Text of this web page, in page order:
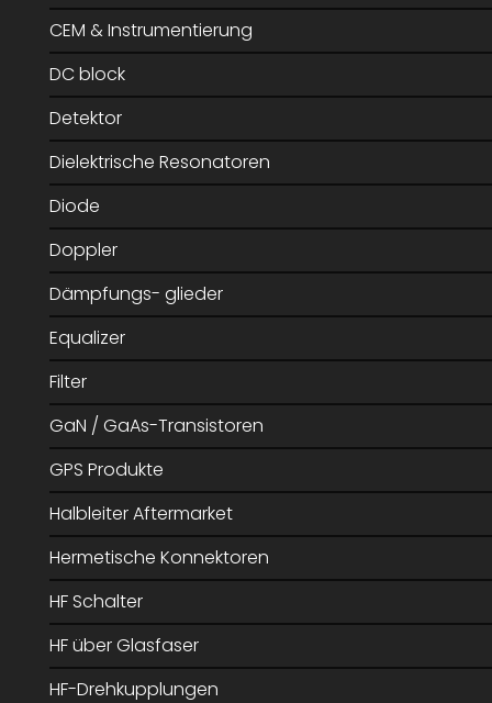
CEM & Instrumentierung
DC block
Detektor
Dielektrische Resonatoren
Diode
Doppler
Dämpfungs- glieder
Equalizer
Filter
GaN / GaAs-Transistoren
GPS Produkte
Halbleiter Aftermarket
Hermetische Konnektoren
HF Schalter
HF über Glasfaser
HF-Drehkupplungen